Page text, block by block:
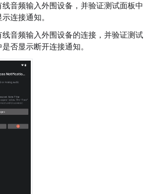
线音频输入外围设备，并验证测试面板中
连接通知。
线音频输入外围设备的连接，并验证测试
否显示断开连接通知。